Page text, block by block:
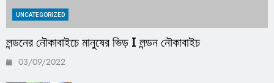
UNCATEGORIZED
লন্ডনের নৌকাবাইচে মানুষের ভিড় I লন্ডন নৌকাবাইচ
03/09/2022